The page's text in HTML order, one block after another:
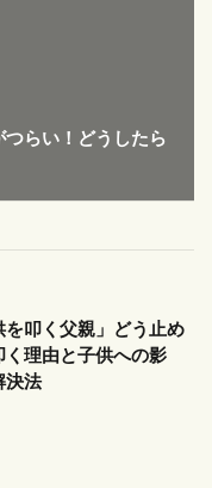
らい！どうしたら
を叩く父親」どう止め
く理由と子供への影
決法